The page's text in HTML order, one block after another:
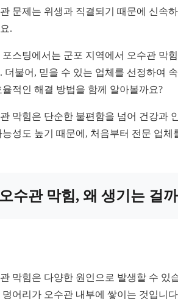
문제는 위생과 직결되기 때문에 신속
.
포스팅에서는 군포 지역에서 오수관 막
더불어, 믿을 수 있는 업체를 선정하여
율적인 해결 방법을 함께 알아볼까요?
막힘은 단순한 불편함을 넘어 건강과
능성도 높기 때문에, 처음부터 전문 업
수관 막힘, 왜 생기는 걸
막힘은 다양한 원인으로 발생할 수 있
덩어리가 오수관 내부에 쌓이는 것입니